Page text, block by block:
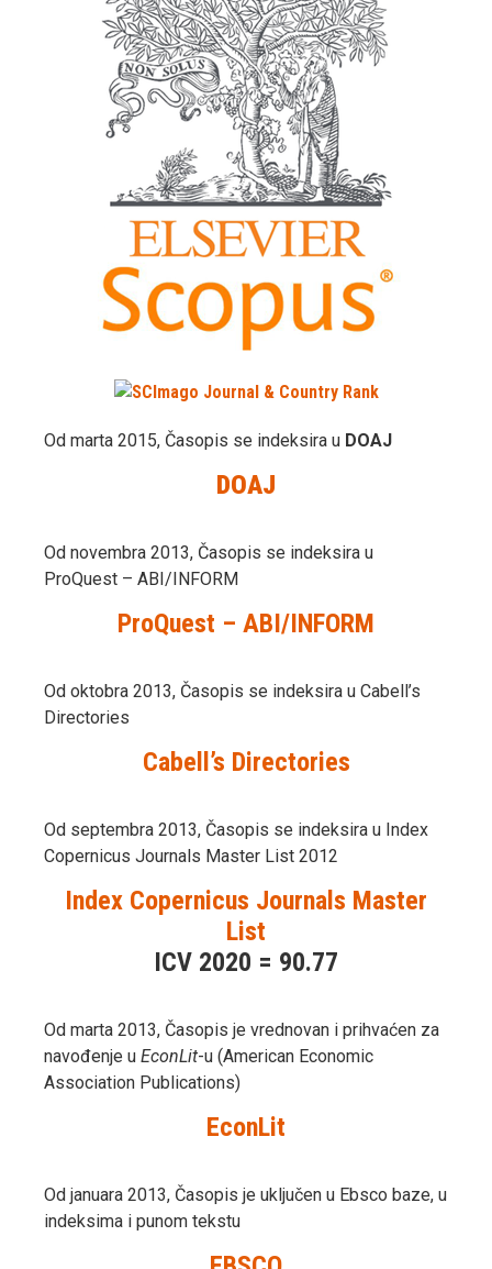
Od marta 2015, Časopis se indeksira u DOAJ
DOAJ
Od novembra 2013, Časopis se indeksira u
ProQuest – ABI/INFORM
ProQuest – ABI/INFORM
Od oktobra 2013, Časopis se indeksira u Cabell’s
Directories
Cabell’s Directories
Od septembra 2013, Časopis se indeksira u Index
Copernicus Journals Master List 2012
Index Copernicus Journals Master
List
ICV 2020 = 90.77
Od marta 2013, Časopis je vrednovan i prihvaćen za
navođenje u EconLit-u (American Economic
Association Publications)
EconLit
Od januara 2013, Časopis je uključen u Ebsco baze, u
indeksima i punom tekstu